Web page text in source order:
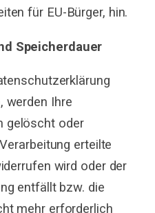
für EU-Bürger, hin.
Speicherdauer
werden Ihre
gelöscht oder
erteilte
wird oder der
entfällt bzw. die
mehr erforderlich